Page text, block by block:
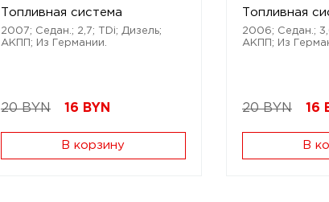
Топливная система
2007; Седан.; 2,7; TDi; Дизель;
АКПП; Из Германии.
20 BYN 16 BYN
В корзину
Топливная
2006; Седан.;
АКПП; Из
20 BYN 16
В